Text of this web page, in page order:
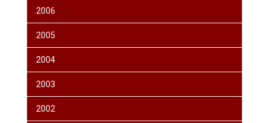
2006
2005
2004
2003
2002